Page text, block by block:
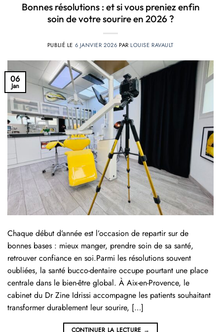
Bonnes résolutions : et si vous preniez enfin
soin de votre sourire en 2026 ?
PUBLIÉ LE 6 JANVIER 2026 PAR LOUISE RAVAULT
06
Jan
Chaque début d’année est l’occasion de repartir sur de
bonnes bases : mieux manger, prendre soin de sa santé,
retrouver confiance en soi.Parmi les résolutions souvent
oubliées, la santé bucco-dentaire occupe pourtant une place
centrale dans le bien-être global. À Aix-en-Provence, le
cabinet du Dr Zine Idrissi accompagne les patients souhaitant
transformer durablement leur sourire, […]